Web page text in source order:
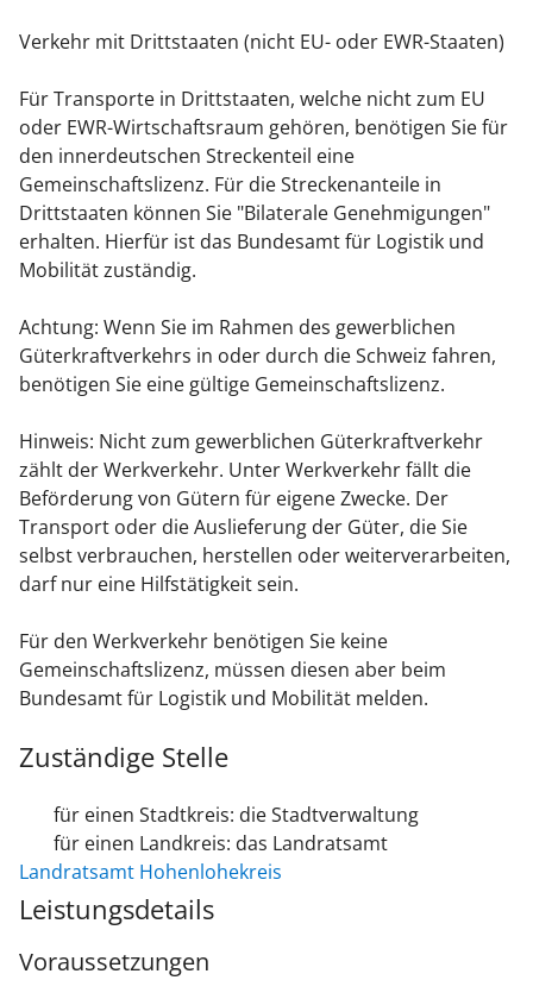
Verkehr mit Drittstaaten (nicht EU- oder EWR-Staaten)
Für Transporte in Drittstaaten, welche nicht zum EU
oder EWR-Wirtschaftsraum gehören, benötigen Sie für
den innerdeutschen Streckenteil eine
Gemeinschaftslizenz. Für die Streckenanteile in
Drittstaaten können Sie "Bilaterale Genehmigungen"
erhalten. Hierfür ist das Bundesamt für Logistik und
Mobilität zuständig.
Achtung: Wenn Sie im Rahmen des gewerblichen
Güterkraftverkehrs in oder durch die Schweiz fahren,
benötigen Sie eine gültige Gemeinschaftslizenz.
Hinweis: Nicht zum gewerblichen Güterkraftverkehr
zählt der Werkverkehr. Unter Werkverkehr fällt die
Beförderung von Gütern für eigene Zwecke. Der
Transport oder die Auslieferung der Güter, die Sie
selbst verbrauchen, herstellen oder weiterverarbeiten,
darf nur eine Hilfstätigkeit sein.
Für den Werkverkehr benötigen Sie keine
Gemeinschaftslizenz, müssen diesen aber beim
Bundesamt für Logistik und Mobilität melden.
Zuständige Stelle
für einen Stadtkreis: die Stadtverwaltung
für einen Landkreis: das Landratsamt
Landratsamt Hohenlohekreis
Leistungsdetails
Voraussetzungen